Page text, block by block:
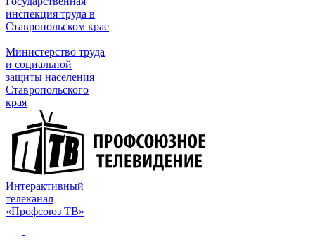
инспекция труда в
Ставропольском крае
Министерство труда
и социальной
защиты населения
Ставропольского
края
Интерактивный
телеканал
«Профсоюз ТВ»